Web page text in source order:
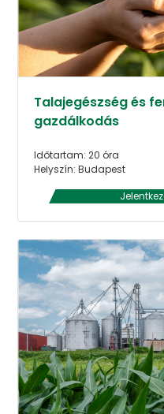
Talajegészség és
gazdálkodás
Időtartam: 20 óra
Helyszín: Budapest